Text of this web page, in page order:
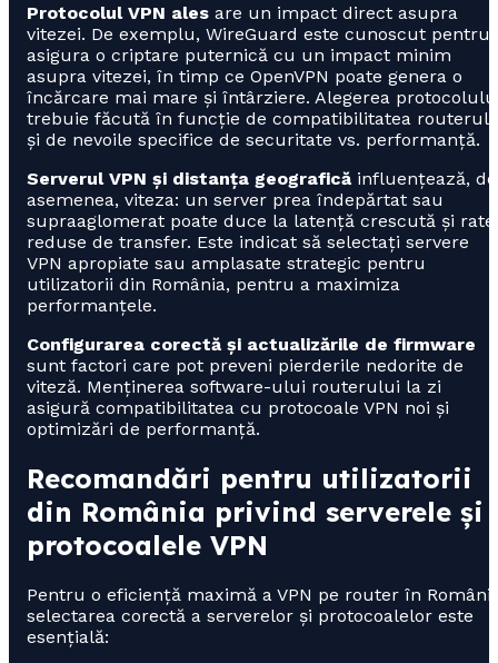
Protocolul VPN ales are un impact direct asupra
vitezei. De exemplu, WireGuard este cunoscut pentru
asigura o criptare puternică cu un impact minim
asupra vitezei, în timp ce OpenVPN poate genera o
încărcare mai mare și întârziere. Alegerea
trebuie făcută în funcție de compatibilitatea
și de nevoile specifice de securitate vs. performanță.
Serverul VPN și distanța geografică influențează, de
asemenea, viteza: un server prea îndepărtat sau
supraaglomerat poate duce la latență crescută și rate
reduse de transfer. Este indicat să selectați servere
VPN apropiate sau amplasate strategic pentru
utilizatorii din România, pentru a maximiza
performanțele.
Configurarea corectă și actualizările de firmware
sunt factori care pot preveni pierderile nedorite de
viteză. Menținerea software-ului routerului la zi
asigură compatibilitatea cu protocoale VPN noi și
optimizări de performanță.
Recomandări pentru utilizatorii
din România privind serverele și
protocoalele VPN
Pentru o eficiență maximă a VPN pe router în
selectarea corectă a serverelor și protocoalelor este
esențială: